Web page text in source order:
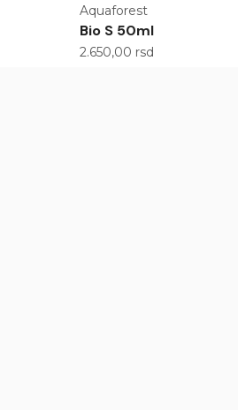
Aquaforest
Bio S 50ml
2.650,00 rsd